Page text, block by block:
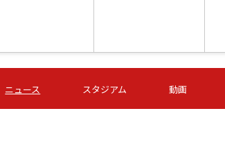
いちご
-
第16節 09/06 (日) 15:00
-
ニュース スタジアム 動画